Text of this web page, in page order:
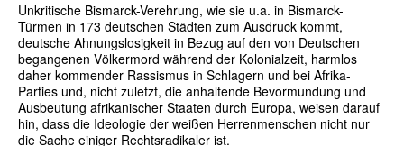
Unkritische Bismarck-Verehrung, wie sie u.a. in Bismarck-
Türmen in 173 deutschen Städten zum Ausdruck kommt,
deutsche Ahnungslosigkeit in Bezug auf den von Deutschen
begangenen Völkermord während der Kolonialzeit, harmlos
daher kommender Rassismus in Schlagern und bei Afrika-
Parties und, nicht zuletzt, die anhaltende Bevormundung und
Ausbeutung afrikanischer Staaten durch Europa, weisen darauf
hin, dass die Ideologie der weißen Herrenmenschen nicht nur
die Sache einiger Rechtsradikaler ist.